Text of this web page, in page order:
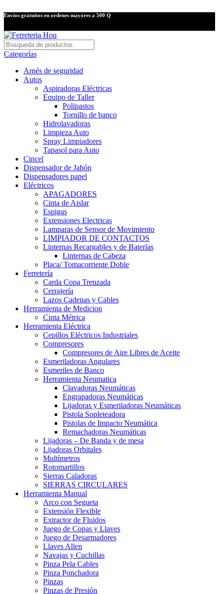
Envíos gratuitos en ordenes mayores a 500 Q
Categorías
Arnés de seguridad
Autos
Aspiradoras Eléctricas
Equipo de Taller
Polipastos
Tornillo de banco
Hidrolavadoras
Limpieza Auto
Spray Limpiadores
Tapasol para Auto
Cincel
Dispensador de Jabón
Dispensadores papel
Eléctricos
APAGADORES
Cinta de Aislar
Espigas
Extensiones Electricas
Lamparas de Sensor de Movimiento
LIMPIADOR DE CONTACTOS
Linternas Recargables y de Baterías
Linternas de Cabeza
Placa/ Tomacorriente Doble
Ferretería
Carda Copa Trenzada
Cerrajería
Lazos Cadenas y Cables
Herramienta de Medicion
Cinta Métrica
Herramienta Eléctrica
Cepillos Eléctricos Industriales
Compresores
Compresores de Aire Libres de Aceite
Esmeriladoras Angulares
Esmeriles de Banco
Herramienta Neumatica
Clavadoras Neumáticas
Engrapadoras Neumáticas
Lijadoras y Esmeriladoras Neumáticas
Pistola Sopleteadora
Pistolas de Impacto Neumática
Remachadoras Neumáticas
Lijadoras – De Banda y de mesa
Lijadoras Orbitales
Multímetros
Rotomartillos
Sierras Caladoras
SIERRAS CIRCULARES
Herramienta Manual
Arco con Segueta
Extensión Flexible
Extractor de Fluidos
Juego de Copas y Llaves
Juego de Desarmadores
Llaves Allen
Navajas y Cuchillas
Pinza Pela Cables
Pinza Ponchadora
Pinzas
Pinzas de Presión